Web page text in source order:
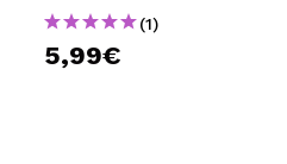
(1)
5,99€